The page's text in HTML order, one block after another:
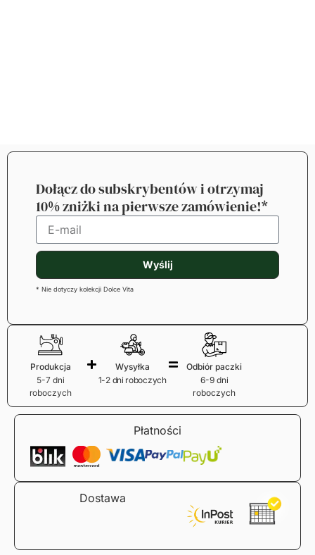
Dołącz do subskrybentów i otrzymaj
10% zniżki na pierwsze zamówienie!*
Wyślij
* Nie dotyczy kolekcji Dolce Vita
Produkcja
5-7 dni
roboczych
Wysyłka
1-2 dni roboczych
Odbiór paczki
6-9 dni
roboczych
Płatności
Dostawa